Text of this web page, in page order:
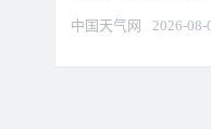
中国天气网 2026-08-